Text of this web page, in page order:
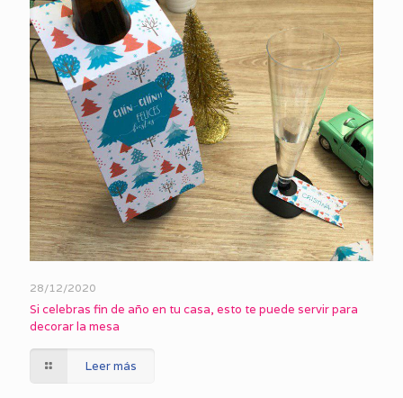
28/12/2020
Si celebras fin de año en tu casa, esto te puede servir para
decorar la mesa
Leer más